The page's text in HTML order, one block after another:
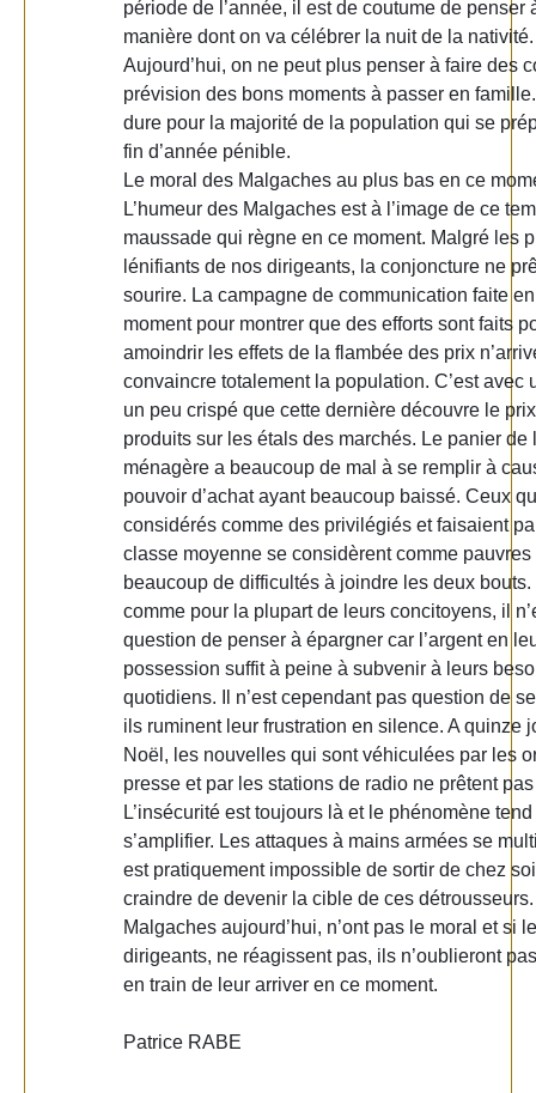
période de l’année, il est de coutume de penser
manière dont on va célébrer la nuit de la nativité.
Aujourd’hui, on ne peut plus penser à faire des
prévision des bons moments à passer en
dure pour la majorité de la population qui se
fin d’année pénible.
Le moral des Malgaches au plus bas en ce
L’humeur des Malgaches est à l’image de ce
maussade qui règne en ce moment. Malgré les
lénifiants de nos dirigeants, la conjoncture ne
sourire. La campagne de communication faite
moment pour montrer que des efforts sont faits
amoindrir les effets de la flambée des prix
convaincre totalement la population. C’est avec
un peu crispé que cette dernière découvre le
produits sur les étals des marchés. Le panier de
ménagère a beaucoup de mal à se remplir à
pouvoir d’achat ayant beaucoup baissé. Ceux
considérés comme des privilégiés et faisaient
classe moyenne se considèrent comme pauvres
beaucoup de difficultés à joindre les deux
comme pour la plupart de leurs concitoyens, il
question de penser à épargner car l’argent en
possession suffit à peine à subvenir à leurs
quotidiens. Il n’est cependant pas question de
ils ruminent leur frustration en silence. A quinze
Noël, les nouvelles qui sont véhiculées par les
presse et par les stations de radio ne prêtent
L’insécurité est toujours là et le phénomène
s’amplifier. Les attaques à mains armées se
est pratiquement impossible de sortir de chez
craindre de devenir la cible de ces
Malgaches aujourd’hui, n’ont pas le moral et si
dirigeants, ne réagissent pas, ils n’oublieront
en train de leur arriver en ce moment.
Patrice RABE